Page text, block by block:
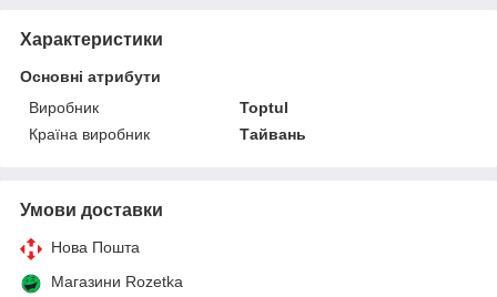
Характеристики
Основні атрибути
Виробник
Toptul
Країна виробник
Тайвань
Умови доставки
Нова Пошта
Магазини Rozetka